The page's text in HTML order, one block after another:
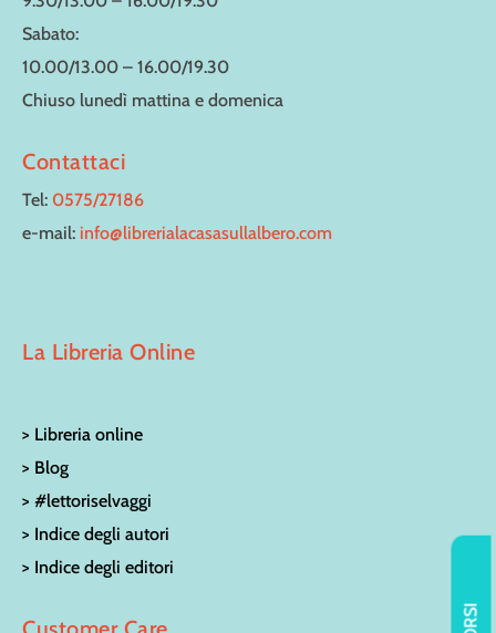
Sabato:
10.00/13.00 – 16.00/19.30
Chiuso lunedì mattina e domenica
Contattaci
Tel: 0575/27186
e-mail: info@librerialacasasullalbero.com
La Libreria Online
> Libreria online
> Blog
> #lettoriselvaggi
> Indice degli autori
> Indice degli editori